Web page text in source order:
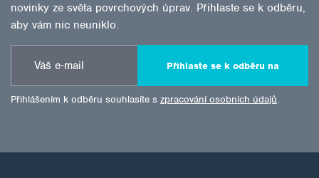
novinky ze světa povrchových úprav. Přihlaste se k odběru,
aby vám nic neuniklo.
Přihlaste se k odběru na
Přihlášením k odběru souhlasíte s zpracování osobních údajů.